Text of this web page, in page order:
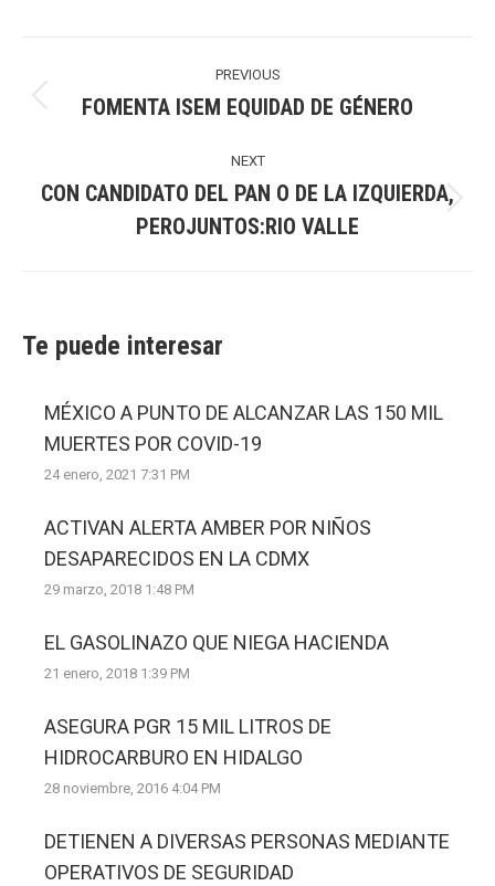
navigation
PREVIOUS
Previous
FOMENTA ISEM EQUIDAD DE GÉNERO
NEXT
post:
CON CANDIDATO DEL PAN O DE LA IZQUIERDA,
PEROJUNTOS:RIO VALLE
Te puede interesar
MÉXICO A PUNTO DE ALCANZAR LAS 150 MIL
MUERTES POR COVID-19
24 enero, 2021 7:31 PM
ACTIVAN ALERTA AMBER POR NIÑOS
DESAPARECIDOS EN LA CDMX
29 marzo, 2018 1:48 PM
EL GASOLINAZO QUE NIEGA HACIENDA
21 enero, 2018 1:39 PM
ASEGURA PGR 15 MIL LITROS DE
HIDROCARBURO EN HIDALGO
28 noviembre, 2016 4:04 PM
DETIENEN A DIVERSAS PERSONAS MEDIANTE
OPERATIVOS DE SEGURIDAD